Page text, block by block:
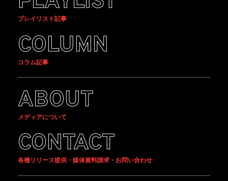
プレイリスト記事
COLUMN
コラム記事
ABOUT
メディアについて
CONTACT
各種リリース提供・媒体資料請求・お問い合わせ